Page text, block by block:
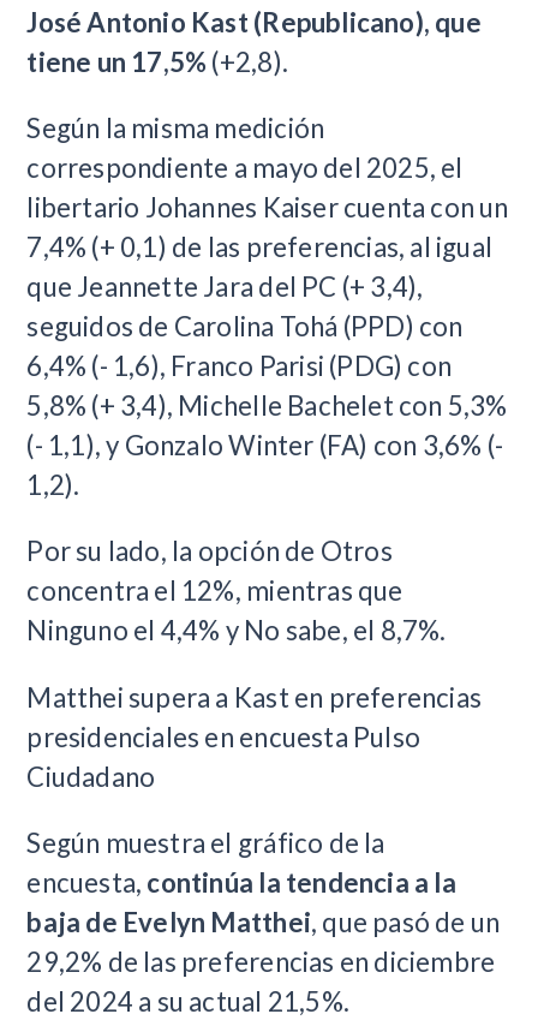
José Antonio Kast (Republicano), que
tiene un 17,5% (+2,8).
Según la misma medición
correspondiente a mayo del 2025, el
libertario Johannes Kaiser cuenta con un
7,4% (+ 0,1) de las preferencias, al igual
que Jeannette Jara del PC (+ 3,4),
seguidos de Carolina Tohá (PPD) con
6,4% (- 1,6), Franco Parisi (PDG) con
5,8% (+ 3,4), Michelle Bachelet con 5,3%
(- 1,1), y Gonzalo Winter (FA) con 3,6% (-
1,2).
Por su lado, la opción de Otros
concentra el 12%, mientras que
Ninguno el 4,4% y No sabe, el 8,7%.
Matthei supera a Kast en preferencias
presidenciales en encuesta Pulso
Ciudadano
Según muestra el gráfico de la
encuesta, continúa la tendencia a la
baja de Evelyn Matthei, que pasó de un
29,2% de las preferencias en diciembre
del 2024 a su actual 21,5%.